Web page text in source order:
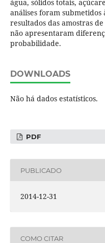
água, sólidos totais,
análises foram submetidos
resultados das amostras
não apresentaram
probabilidade.
DOWNLOADS
Não há dados estatísticos.
PDF
PUBLICADO
2014-12-31
COMO CITAR